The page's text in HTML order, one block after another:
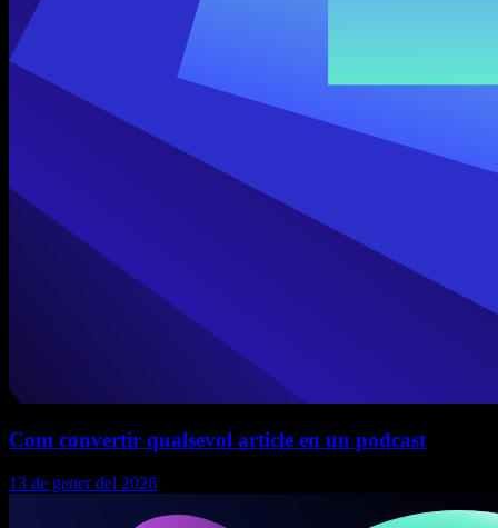
Com convertir qualsevol article en un podcast
13 de gener del 2026